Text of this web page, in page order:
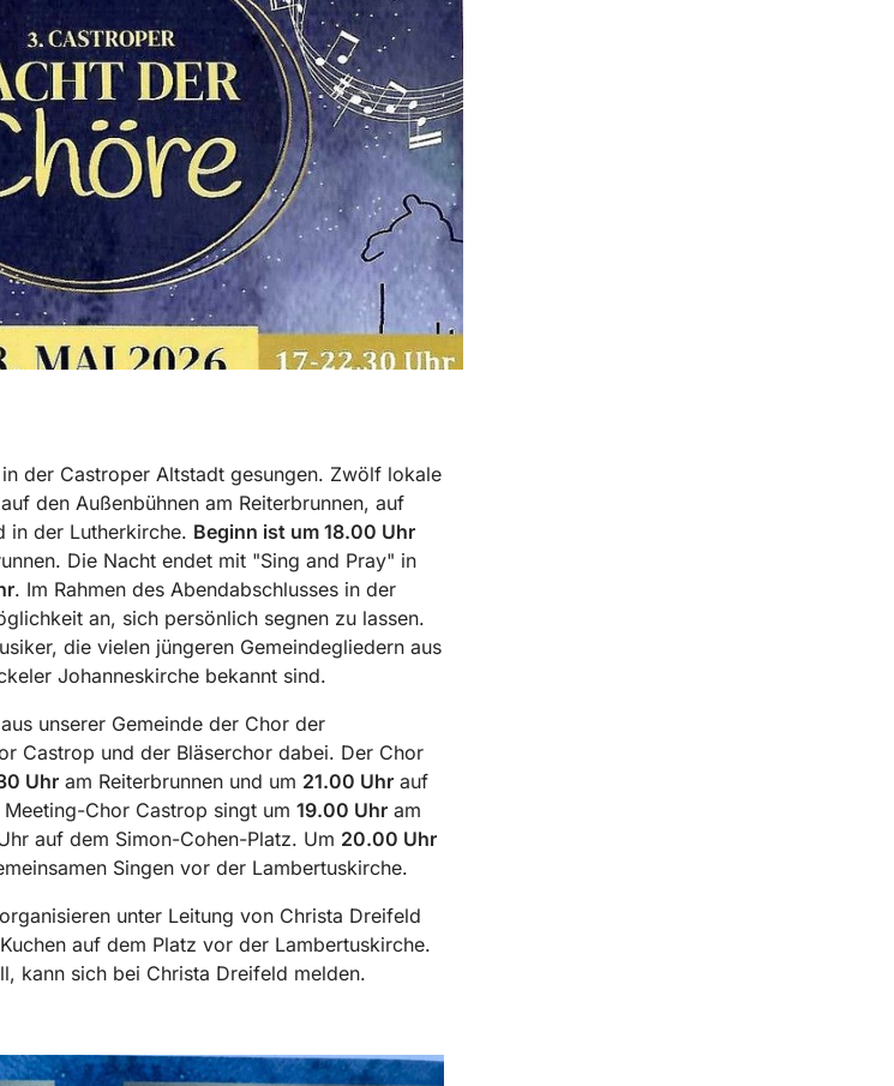
der Castroper Altstadt gesungen. Zwölf lokale
den Außenbühnen am Reiterbrunnen, auf
in der Lutherkirche. Beginn ist um 18.00 Uhr
Die Nacht endet mit "Sing and Pray" in
. Im Rahmen des Abendabschlusses in der
an, sich persönlich segnen zu lassen.
die vielen jüngeren Gemeindegliedern aus
Johanneskirche bekannt sind.
unserer Gemeinde der Chor der
Castrop und der Bläserchor dabei. Der Chor
Uhram Reiterbrunnen und um 21.00 Uhrauf
Chor Castrop singt um 19.00 Uhram
auf dem Simon-Cohen-Platz. Um 20.00 Uhr
Singen vor der Lambertuskirche.
unter Leitung von Christa Dreifeld
auf dem Platz vor der Lambertuskirche.
kann sich bei Christa Dreifeld melden.